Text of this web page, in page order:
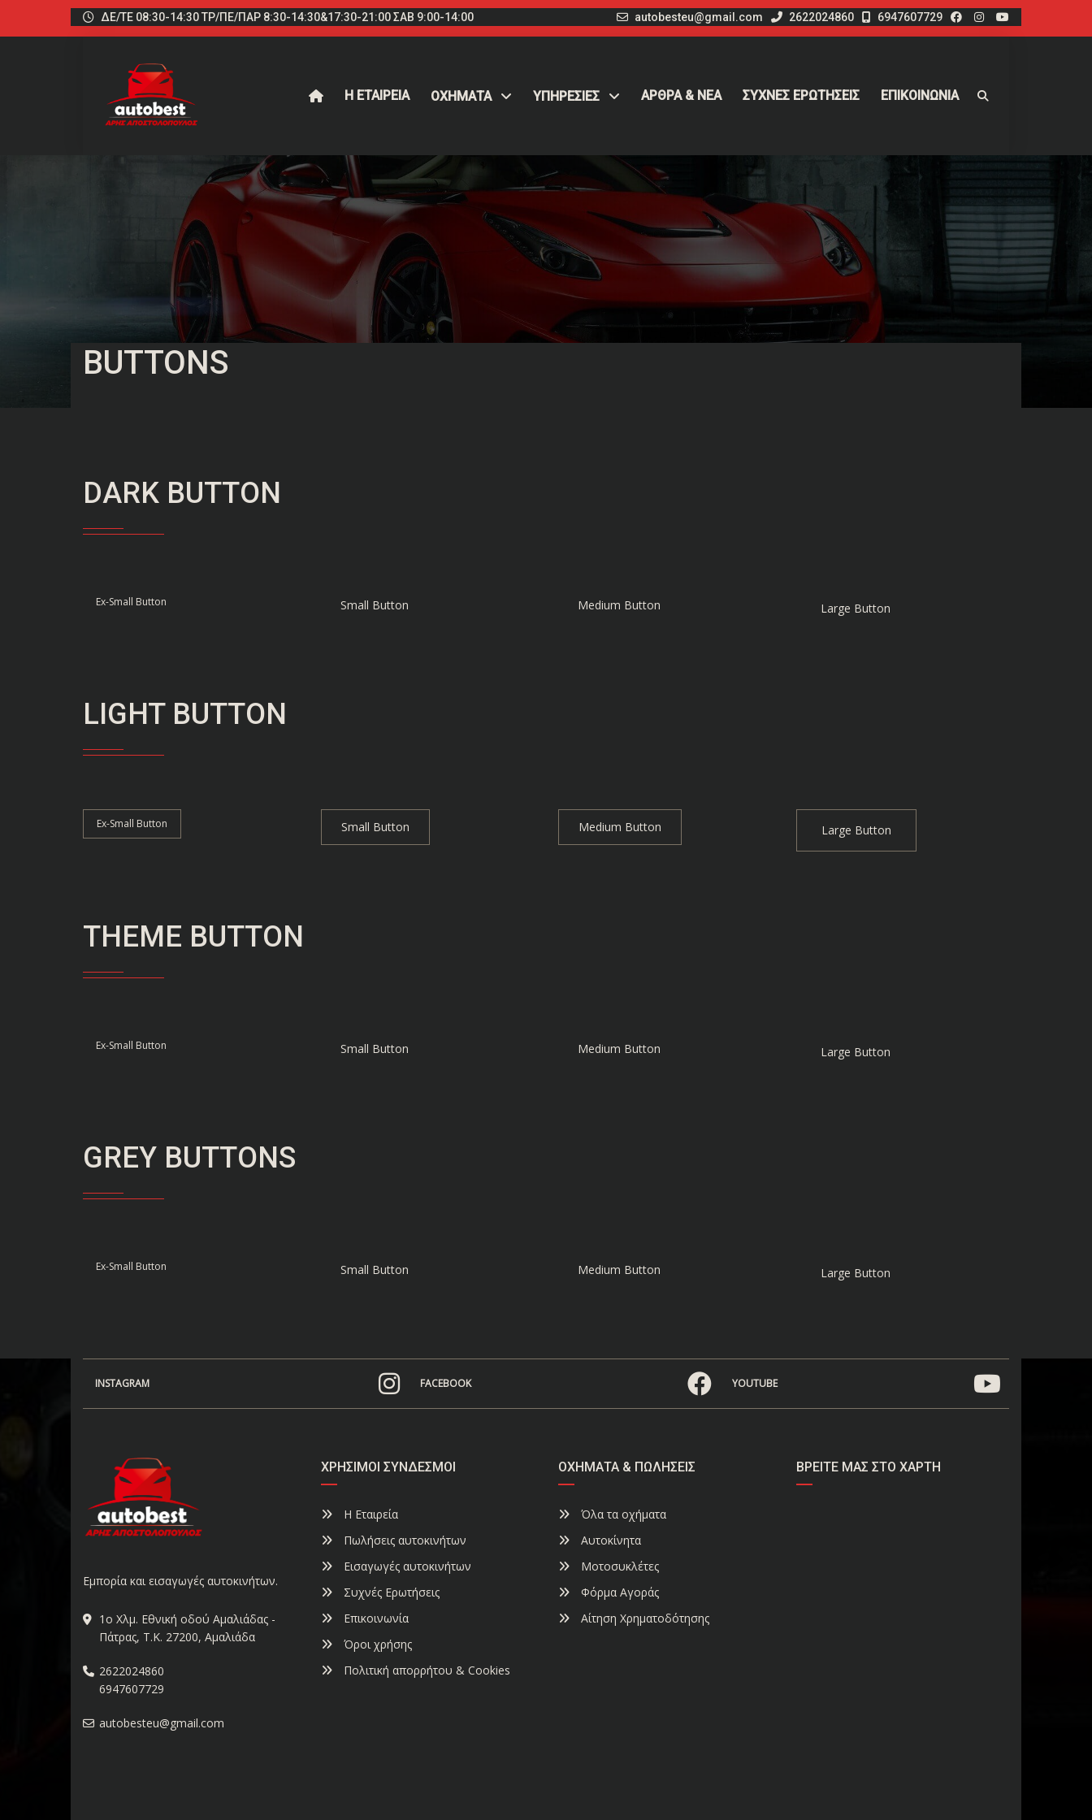
ΔΕ/ΤΕ 08:30-14:30 ΤΡ/ΠΕ/ΠΑΡ 8:30-14:30&17:30-21:00 ΣΑΒ 9:00-14:00 autobesteu@gmail.com 2622024860 6947607729
Η ΕΤΑΙΡΕΙΑ ΟΧΉΜΑΤΑ ΥΠΗΡΕΣΙΕΣ ΑΡΘΡΑ & ΝΕΑ ΣΥΧΝΕΣ ΕΡΩΤΗΣΕΙΣ ΕΠΙΚΟΙΝΩΝΙΑ
BUTTONS
DARK BUTTON
Ex-Small Button Small Button Medium Button Large Button
LIGHT BUTTON
Ex-Small Button Small Button Medium Button Large Button
THEME BUTTON
Ex-Small Button Small Button Medium Button Large Button
GREY BUTTONS
Ex-Small Button Small Button Medium Button Large Button
INSTAGRAM FACEBOOK YOUTUBE
Εμπορία και εισαγωγές αυτοκινήτων.
1ο Χλμ. Εθνική οδού Αμαλιάδας -
Πάτρας, Τ.Κ. 27200, Αμαλιάδα
2622024860
6947607729
autobesteu@gmail.com
ΧΡΉΣΙΜΟΙ ΣΎΝΔΕΣΜΟΙ
Η Εταιρεία
Πωλήσεις αυτοκινήτων
Εισαγωγές αυτοκινήτων
Συχνές Ερωτήσεις
Επικοινωνία
Όροι χρήσης
Πολιτική απορρήτου & Cookies
ΟΧΉΜΑΤΑ & ΠΩΛΉΣΕΙΣ
Όλα τα οχήματα
Αυτοκίνητα
Μοτοσυκλέτες
Φόρμα Αγοράς
Αίτηση Χρηματοδότησης
ΒΡΕΊΤΕ ΜΑΣ ΣΤΟ ΧΆΡΤΗ